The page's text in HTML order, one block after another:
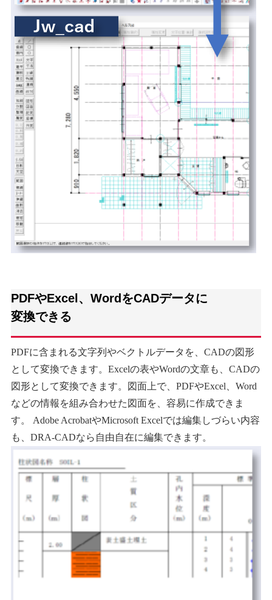
PDFやExcel、WordをCADデータに
変換できる
PDFに含まれる文字列やベクトルデータを、CADの図形
として変換できます。Excelの表やWordの文章も、CADの
図形として変換できます。図面上で、PDFやExcel、Word
などの情報を組み合わせた図面を、容易に作成できま
す。 Adobe AcrobatやMicrosoft Excelでは編集しづらい内容
も、DRA-CADなら自由自在に編集できます。